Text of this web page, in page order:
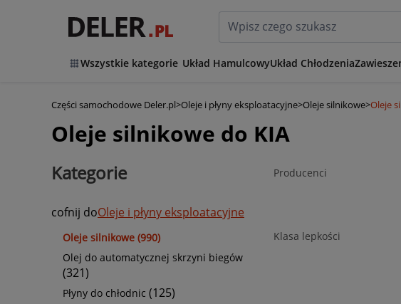
Wszystkie kategorie Układ HamulcowyUkład Chłodzenia
Części samochodowe Deler.pl>Oleje i płyny eksploatacyjne>Oleje silnikowe>Oleje
Oleje silnikowe do KIA
Kategorie
cofnij doOleje i płyny eksploatacyjne
Oleje silnikowe (990)
Olej do automatycznej skrzyni biegów
(321)
Płyny do chłodnic (125)
Producenci
Klasa lepkości